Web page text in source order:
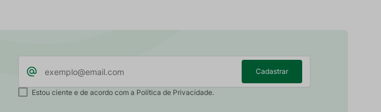
Cadastrar
Estou ciente e de acordo com a Política de Privacidade.